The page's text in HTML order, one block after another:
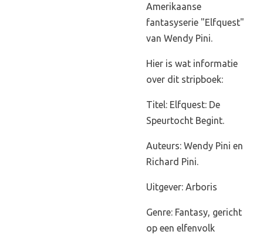
Amerikaanse
fantasyserie "Elfquest"
van Wendy Pini.
Hier is wat informatie
over dit stripboek:
Titel: Elfquest: De
Speurtocht Begint.
Auteurs: Wendy Pini en
Richard Pini.
Uitgever: Arboris
Genre: Fantasy, gericht
op een elfenvolk